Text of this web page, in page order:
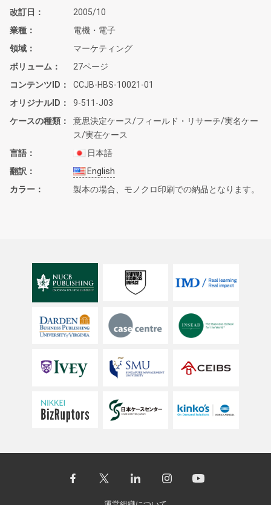
改訂日
2005/10
業種
電機・電子
領域
マーケティング
ボリューム
27ページ
コンテンツID
CCJB-HBS-10021-01
オリジナルID
9-511-J03
ケースの種類
意思決定ケース/フィールド・リサーチ/実名ケー
ス/実在ケース
言語
日本語
翻訳
English
カラー
製本の場合、モノクロ印刷での納品となります。